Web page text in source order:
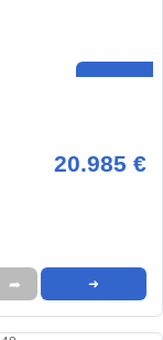
20.985 €
➦ ➜